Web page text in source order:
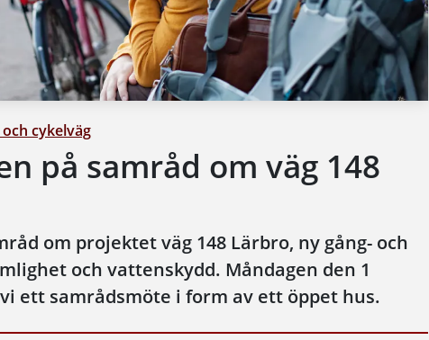
cykelväg
på samråd om väg 148
om projektet väg 148 Lärbro, ny gång- och
och vattenskydd. Måndagen den 1
ett samrådsmöte i form av ett öppet hus.